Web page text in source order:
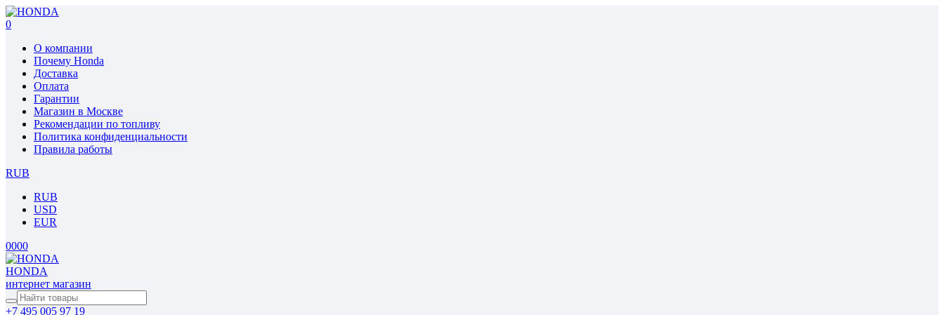
0
О компании
Почему Honda
Доставка
Оплата
Гарантии
Магазин в Москве
Рекомендации по топливу
Политика конфиденциальности
Правила работы
RUB
RUB
USD
EUR
0000
HONDA
интернет магазин
+7 495 005 97 19